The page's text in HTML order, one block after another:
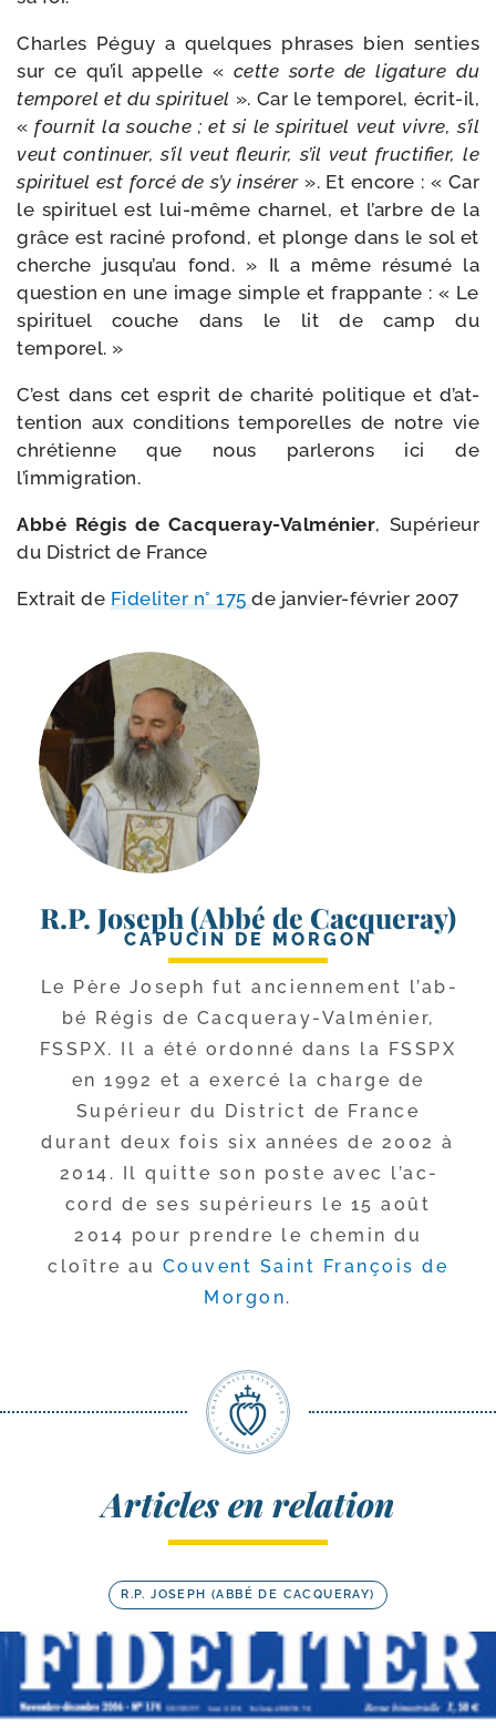
Charles Péguy a quelques phrases bien sen­ties
sur ce qu’il appelle « cette sorte de liga­ture du
tem­po­rel et du spi­ri­tuel ». Car le tem­po­rel, écrit-​il,
«four­nit la souche ; et si le spi­ri­tuel veut vivre, s’il
veut conti­nuer, s’il veut fleu­rir, s’il veut fruc­ti­fier, le
spi­ri­tuel est for­cé de s’y insé­rer». Et encore : « Car
le spi­ri­tuel est lui-​même char­nel, et l’arbre de la
grâce est raci­né pro­fond, et plonge dans le sol et
cherche jus­qu’au fond. » Il a même résu­mé la
ques­tion en une image simple et frap­pante : « Le
spi­ri­tuel couche dans le lit de camp du
temporel. »
C’est dans cet esprit de cha­ri­té poli­tique et d’at­
ten­tion aux condi­tions tem­po­relles de notre vie
chré­tienne que nous par­le­rons ici de
l’immigration.
Abbé Régis de Cacqueray-​Valménier, Supérieur
du District de France
Extrait de Fideliter n° 175de janvier-​février 2007
R.P. Joseph (Abbé de Cacqueray)
CAPUCIN DE MORGON
Le Père Joseph fut ancien­ne­ment l’ab­
bé Régis de Cacqueray-​Valménier,
FSSPX. Il a été ordon­né dans la FSSPX
en 1992 et a exer­cé la charge de
Supérieur du District de France
durant deux fois six années de 2002 à
2014. Il quitte son poste avec l’ac­
cord de ses supé­rieurs le 15 août
2014 pour prendre le che­min du
cloître au Couvent Saint François de
Morgon.
Articles en relation
R.P. JOSEPH (ABBÉ DE CACQUERAY)